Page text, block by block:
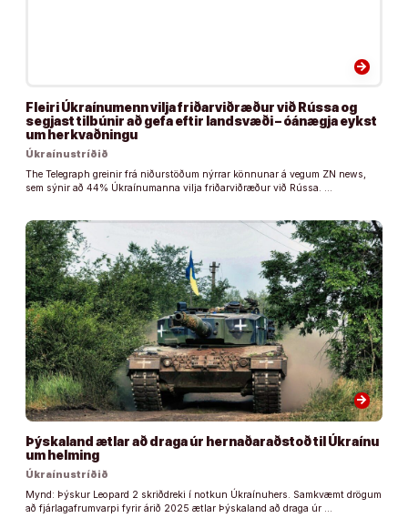
arrow_forward
Fleiri Úkraínumenn vilja friðarviðræður við Rússa og
segjast tilbúnir að gefa eftir landsvæði – óánægja eykst
um herkvaðningu
Úkraínustríðið
The Telegraph greinir frá niðurstöðum nýrrar könnunar á vegum ZN news,
sem sýnir að 44% Úkraínumanna vilja friðarviðræður við Rússa. …
arrow_forward
Þýskaland ætlar að draga úr hernaðaraðstoð til Úkraínu
um helming
Úkraínustríðið
Mynd: Þýskur Leopard 2 skriðdreki í notkun Úkraínuhers. Samkvæmt drögum
að fjárlagafrumvarpi fyrir árið 2025 ætlar Þýskaland að draga úr …